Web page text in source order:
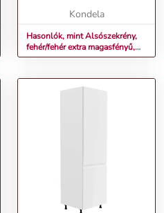
Kondela
Hasonlók, mint Alsószekrény,
fehér/fehér extra magasfényű,
AURORA D80